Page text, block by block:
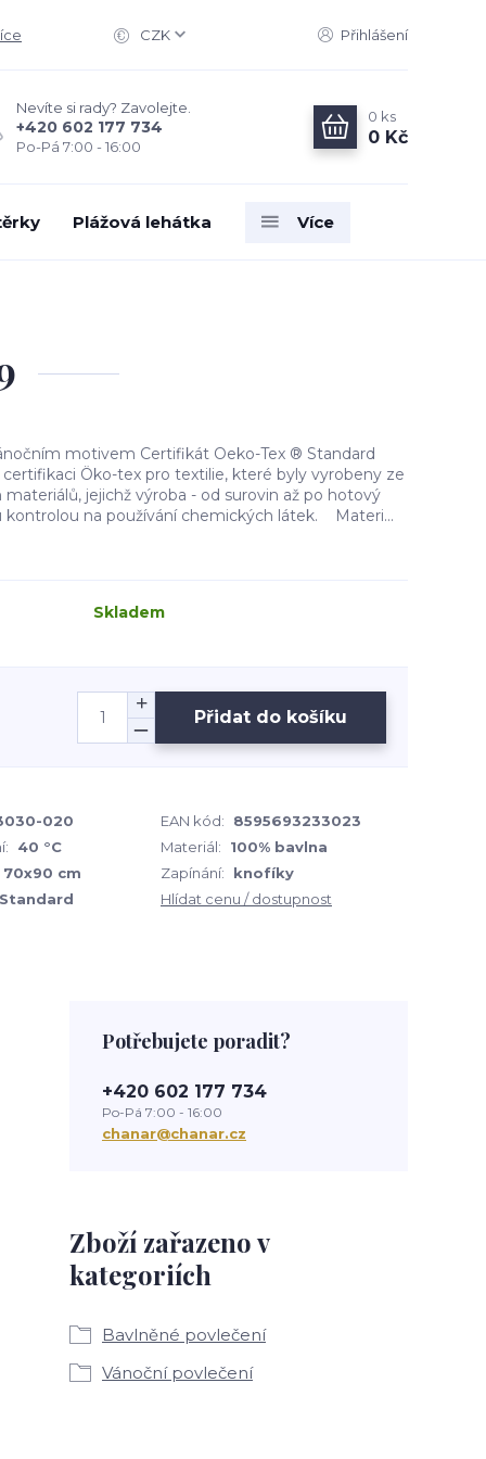
CZK Přihlášení
Nevíte si rady? Zavolejte.
+420 602 177 734
Po-Pá 7:00 - 16:00
0 ks
0 Kč
Plážová lehátka Více
motivem Certifikát Oeko-Tex ® Standard
Öko-tex pro textilie, které byly vyrobeny ze
jejichž výroba - od surovin až po hotový
kontrolou na používání chemických látek. Materi...
Skladem
Přidat do košíku
020 EAN kód:
8595693233023
40 °C Materiál:
100% bavlna
70x90 cm
Zapínání:
knofíky
Hlídat cenu / dostupnost
Zboží zařazeno v
kategoriích
Bavlněné povlečení
Vánoční povlečení
Potřebujete poradit?
+420 602 177 734
Po-Pá 7:00 - 16:00
chanar@chanar.cz